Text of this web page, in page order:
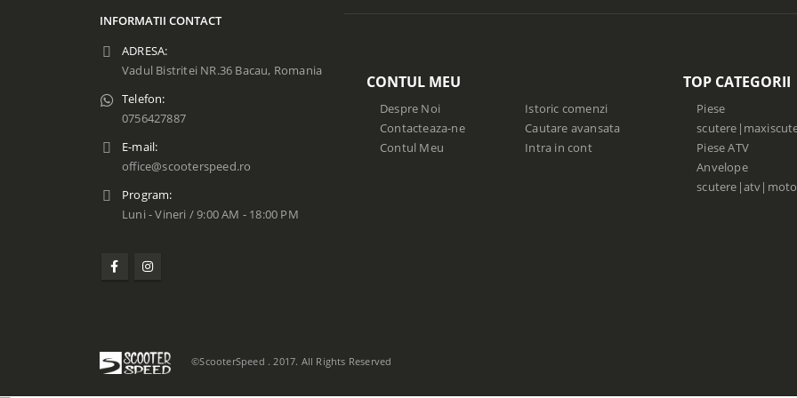
INFORMATII CONTACT
ADRESA:
Vadul Bistritei NR.36 Bacau, Romania
Telefon:
0756427887
E-mail:
office@scooterspeed.ro
Program:
Luni - Vineri / 9:00 AM - 18:00 PM
CONTUL MEU
Despre Noi
Contacteaza-ne
Contul Meu
Istoric comenzi
Cautare avansata
Intra in cont
TOP CATEGORII
Piese
Piese ATV
Anvelope
©ScooterSpeed . 2017. All Rights Reserved